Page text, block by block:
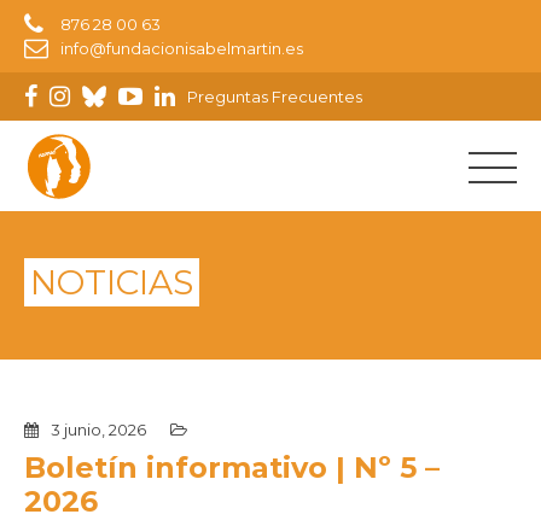
876 28 00 63
info@fundacionisabelmartin.es
Preguntas Frecuentes
NOTICIAS
3 junio, 2026
Boletín informativo | Nº 5 –
2026